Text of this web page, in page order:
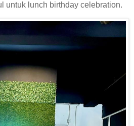
untuk lunch birthday celebration.